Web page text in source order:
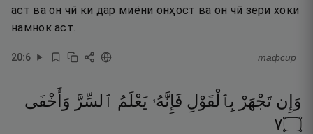
аст ва он чӣ ки дар миёни онҳост ва он чӣ зери хоки
намнок аст.
20:6 тафсир
وَإِن تَجْهَرْ بِٱلْقَوْلِ فَإِنَّهُۥ يَعْلَمُ ٱلسِّرَّ وَأَخْفَى
۝٧